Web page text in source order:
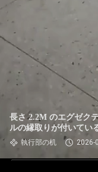
長さ 2.2M のエグゼク
ルの縁取りが付いてい
執行部の机 2026-